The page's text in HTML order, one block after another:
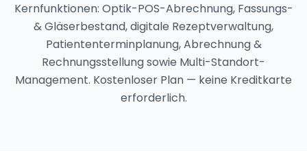
Kernfunktionen: Optik-POS-Abrechnung, Fassungs-
& Gläserbestand, digitale Rezeptverwaltung,
Patiententerminplanung, Abrechnung &
Rechnungsstellung sowie Multi-Standort-
Management. Kostenloser Plan — keine Kreditkarte
erforderlich.